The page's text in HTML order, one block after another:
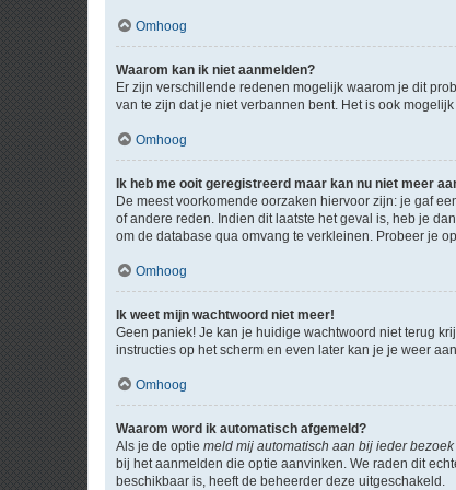
Omhoog
Waarom kan ik niet aanmelden?
Er zijn verschillende redenen mogelijk waarom je dit
van te zijn dat je niet verbannen bent. Het is ook
Omhoog
Ik heb me ooit geregistreerd maar kan nu niet meer
De meest voorkomende oorzaken hiervoor zijn: je gaf
of andere reden. Indien dit laatste het geval is, heb je
om de database qua omvang te verkleinen. Probeer je
Omhoog
Ik weet mijn wachtwoord niet meer!
Geen paniek! Je kan je huidige wachtwoord niet terug
instructies op het scherm en even later kan je je weer
Omhoog
Waarom word ik automatisch afgemeld?
Als je de optie meld mij automatisch aan bij ieder bezoek
bij het aanmelden die optie aanvinken. We raden dit
beschikbaar is, heeft de beheerder deze uitgeschakeld.